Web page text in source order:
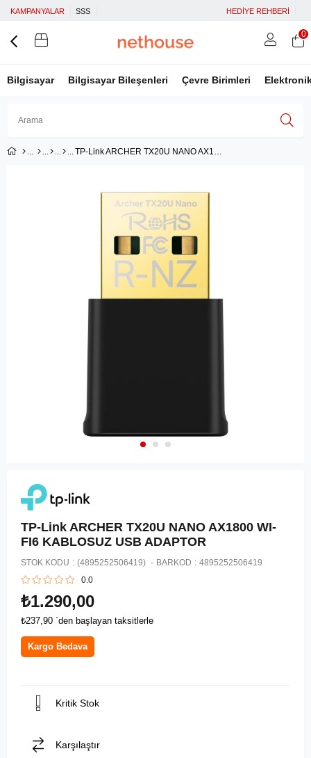
KAMPANYALAR SSS HEDİYE REHBERİ
Bilgisayar Bilgisayar Bileşenleri Çevre Birimleri
0
TP-Link ARCHER TX20U NANO AX1800 WI-FI6 KABLOSUZ USB ADAPTOR
TP-Link ARCHER TX20U NANO AX1800 WI-
FI6 KABLOSUZ USB ADAPTOR
STOK KODU (4895252506419) BARKOD : 4895252506419
0.0
₺1.290,00
₺237,90 `den başlayan taksitlerle
Kargo Bedava
Kritik Stok
Karşılaştır